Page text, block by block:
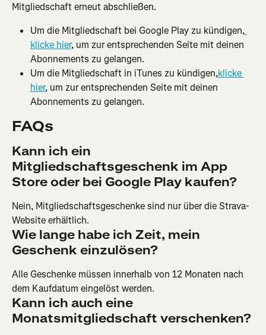
Mitgliedschaft erneut abschließen.
Um die Mitgliedschaft bei Google Play zu kündigen,
klicke hier, um zur entsprechenden Seite mit deinen
Abonnements zu gelangen.
Um die Mitgliedschaft in iTunes zu kündigen,klicke
hier, um zur entsprechenden Seite mit deinen
Abonnements zu gelangen.
FAQs
Kann ich ein
Mitgliedschaftsgeschenk im App
Store oder bei Google Play kaufen?
Nein, Mitgliedschaftsgeschenke sind nur über die Strava-
Website erhältlich.
Wie lange habe ich Zeit, mein
Geschenk einzulösen?
Alle Geschenke müssen innerhalb von 12 Monaten nach
dem Kaufdatum eingelöst werden.
Kann ich auch eine
Monatsmitgliedschaft verschenken?